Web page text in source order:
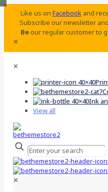
Like us onFacebookand
Subscribe our newsletter
Beour regular customer to
✕
✕
Ink
View all
✕